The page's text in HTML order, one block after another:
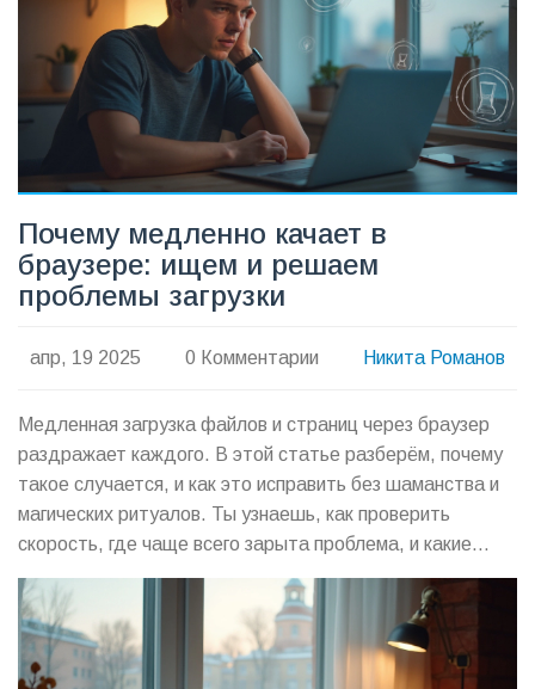
Почему медленно качает в
браузере: ищем и решаем
проблемы загрузки
апр, 19 2025 0 Комментарии Никита Романов
Медленная загрузка файлов и страниц через браузер
раздражает каждого. В этой статье разберём, почему
такое случается, и как это исправить без шаманства и
магических ритуалов. Ты узнаешь, как проверить
скорость, где чаще всего зарыта проблема, и какие
настройки реально ускоряют загрузку. Раскрою советы,
которые работают в 2025 году, а не ушли в прошлое
вместе с Internet Explorer. Всё коротко и по делу, чтобы
ты сэкономил себе нервы и время.